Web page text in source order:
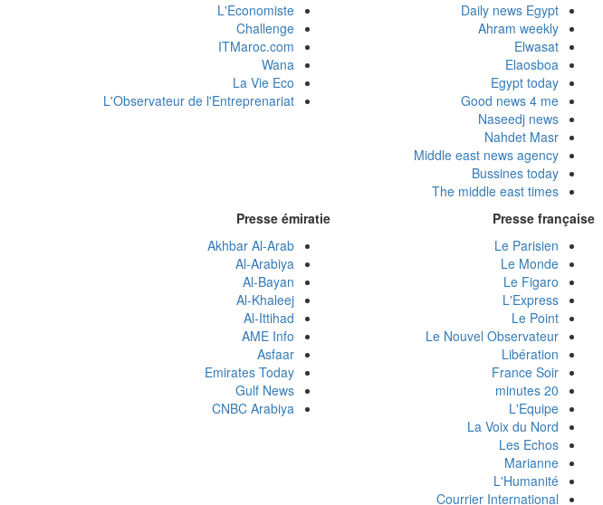
L'Economiste
Challenge
ITMaroc.com
Wana
La Vie Eco
L'Observateur de l'Entreprenariat
Daily news Egypt
Ahram weekly
Elwasat
Elaosboa
Egypt today
Good news 4 me
Naseedj news
Nahdet Masr
Middle east news agency
Bussines today
The middle east times
Presse émiratie
Akhbar Al-Arab
Al-Arabiya
Al-Bayan
Al-Khaleej
Al-Ittihad
AME Info
Asfaar
Emirates Today
Gulf News
CNBC Arabiya
Presse française
Le Parisien
Le Monde
Le Figaro
L'Express
Le Point
Le Nouvel Observateur
Libération
France Soir
20 minutes
L'Equipe
La Voix du Nord
Les Echos
Marianne
L'Humanité
Courrier International